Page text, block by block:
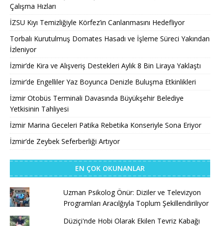
Çalışma Hızları
İZSU Kıyı Temizliğiyle Körfez’in Canlanmasını Hedefliyor
Torbalı Kurutulmuş Domates Hasadı ve İşleme Süreci Yakından
İzleniyor
İzmir’de Kira ve Alışveriş Destekleri Aylık 8 Bin Liraya Yaklaştı
İzmir’de Engelliler Yaz Boyunca Denizle Buluşma Etkinlikleri
İzmir Otobüs Terminali Davasında Büyükşehir Belediye
Yetkisinin Tahliyesi
İzmir Marina Geceleri Patika Rebetika Konseriyle Sona Eriyor
İzmir’de Zeybek Seferberliği Artıyor
EN ÇOK OKUNANLAR
Uzman Psikolog Önür: Diziler ve Televizyon
Programları Aracılğıyla Toplum Şekillendiriliyor
Düziçi'nde Hobi Olarak Ekilen Tevriz Kabağı